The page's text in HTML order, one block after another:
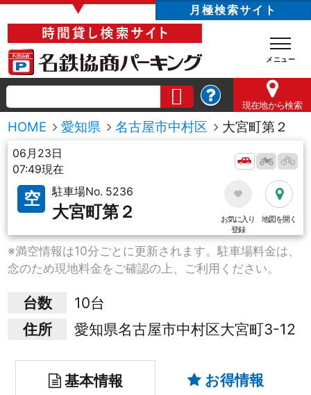
▼ 月極検索サイト
現在地から検索
HOME 愛知県 名古屋市中村区 大宮町第２
06月23日
07:49現在
空 駐車場No. 5236
大宮町第２
お気に入り
登録
地図を開く
※満空情報は10分ごとに更新されます。駐車場料金は、
念のため現地料金をご確認の上、ご利用ください。
台数
10台
住所
愛知県名古屋市中村区大宮町3-12
基本情報 お得情報